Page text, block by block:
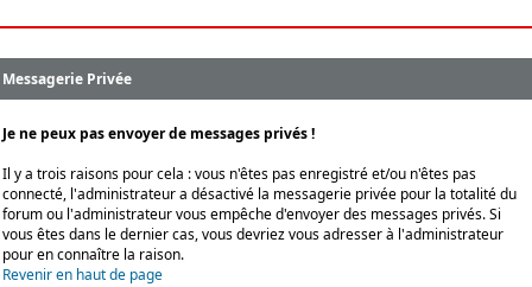
Messagerie Privée
Je ne peux pas envoyer de messages privés !
Il y a trois raisons pour cela : vous n'êtes pas enregistré et/ou n'êtes pas
connecté, l'administrateur a désactivé la messagerie privée pour la totalité du
forum ou l'administrateur vous empêche d'envoyer des messages privés. Si
vous êtes dans le dernier cas, vous devriez vous adresser à l'administrateur
pour en connaître la raison.
Revenir en haut de page